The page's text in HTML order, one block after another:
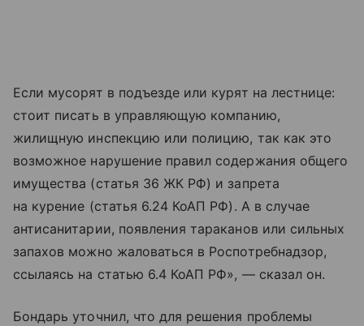
Если мусорят в подъезде или курят на лестнице:
стоит писать в управляющую компанию,
жилищную инспекцию или полицию, так как это
возможное нарушение правил содержания общего
имущества (статья 36 ЖК РФ) и запрета
на курение (статья 6.24 КоАП РФ). А в случае
антисанитарии, появления тараканов или сильных
запахов можно жаловаться в Роспотребнадзор,
ссылаясь на статью 6.4 КоАП РФ», — сказал он.
Бондарь уточнил, что для решения проблемы